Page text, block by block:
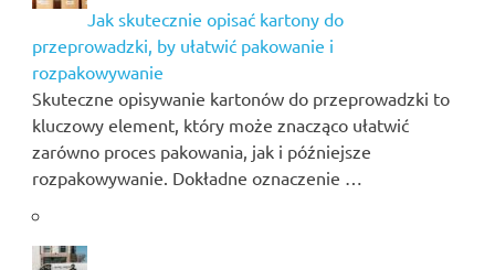
Jak skutecznie opisać kartony do
przeprowadzki, by ułatwić pakowanie i
rozpakowywanie
Skuteczne opisywanie kartonów do przeprowadzki to
kluczowy element, który może znacząco ułatwić
zarówno proces pakowania, jak i późniejsze
rozpakowywanie. Dokładne oznaczenie …